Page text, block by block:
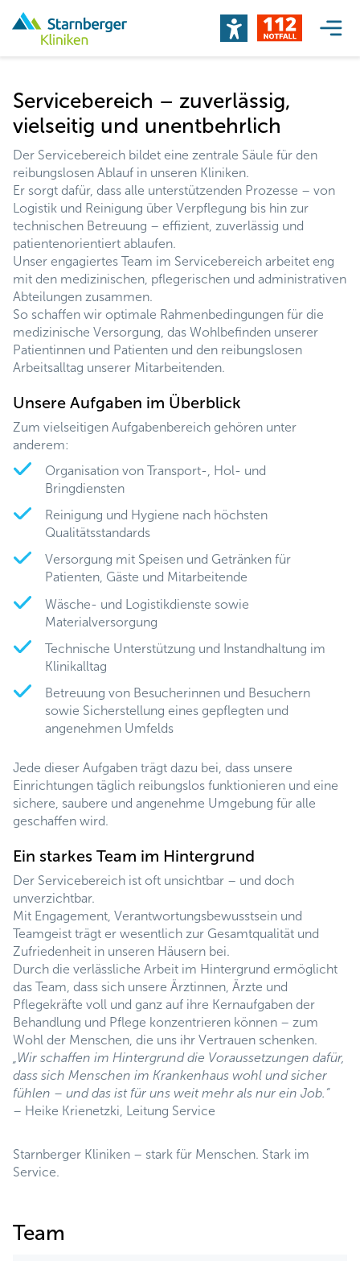
Servicebereich – zuverlässig,
vielseitig und unentbehrlich
Der Servicebereich bildet eine zentrale Säule für den
reibungslosen Ablauf in unseren Kliniken.
Er sorgt dafür, dass alle unterstützenden Prozesse – von
Logistik und Reinigung über Verpflegung bis hin zur
technischen Betreuung – effizient, zuverlässig und
patientenorientiert ablaufen.
Unser engagiertes Team im Servicebereich arbeitet eng
mit den medizinischen, pflegerischen und administrativen
Abteilungen zusammen.
So schaffen wir optimale Rahmenbedingungen für die
medizinische Versorgung, das Wohlbefinden unserer
Patientinnen und Patienten und den reibungslosen
Arbeitsalltag unserer Mitarbeitenden.
Unsere Aufgaben im Überblick
Zum vielseitigen Aufgabenbereich gehören unter
anderem:
Organisation von Transport-, Hol- und
Bringdiensten
Reinigung und Hygiene nach höchsten
Qualitätsstandards
Versorgung mit Speisen und Getränken für
Patienten, Gäste und Mitarbeitende
Wäsche- und Logistikdienste sowie
Materialversorgung
Technische Unterstützung und Instandhaltung im
Klinikalltag
Betreuung von Besucherinnen und Besuchern
sowie Sicherstellung eines gepflegten und
angenehmen Umfelds
Jede dieser Aufgaben trägt dazu bei, dass unsere
Einrichtungen täglich reibungslos funktionieren und eine
sichere, saubere und angenehme Umgebung für alle
geschaffen wird.
Ein starkes Team im Hintergrund
Der Servicebereich ist oft unsichtbar – und doch
unverzichtbar.
Mit Engagement, Verantwortungsbewusstsein und
Teamgeist trägt er wesentlich zur Gesamtqualität und
Zufriedenheit in unseren Häusern bei.
Durch die verlässliche Arbeit im Hintergrund ermöglicht
das Team, dass sich unsere Ärztinnen, Ärzte und
Pflegekräfte voll und ganz auf ihre Kernaufgaben der
Behandlung und Pflege konzentrieren können – zum
Wohl der Menschen, die uns ihr Vertrauen schenken.
„Wir schaffen im Hintergrund die Voraussetzungen dafür,
dass sich Menschen im Krankenhaus wohl und sicher
fühlen – und das ist für uns weit mehr als nur ein Job.“
– Heike Krienetzki, Leitung Service
Starnberger Kliniken – stark für Menschen. Stark im
Service.
Team